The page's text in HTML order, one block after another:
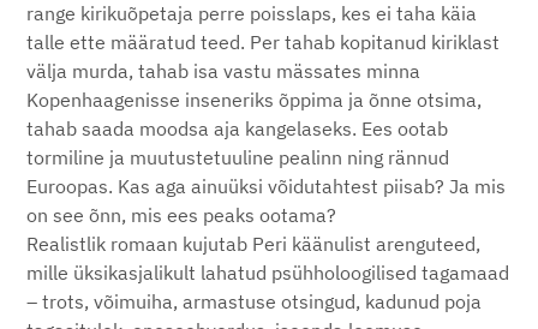
range kirikuõpetaja perre poisslaps, kes ei taha käia
talle ette määratud teed. Per tahab kopitanud kiriklast
välja murda, tahab isa vastu mässates minna
Kopenhaagenisse inseneriks õppima ja õnne otsima,
tahab saada moodsa aja kangelaseks. Ees ootab
tormiline ja muutustetuuline pealinn ning rännud
Euroopas. Kas aga ainuüksi võidutahtest piisab? Ja mis
on see õnn, mis ees peaks ootama?
Realistlik romaan kujutab Peri käänulist arenguteed,
mille üksikasjalikult lahatud psühholoogilised tagamaad
– trots, võimuiha, armastuse otsingud, kadunud poja